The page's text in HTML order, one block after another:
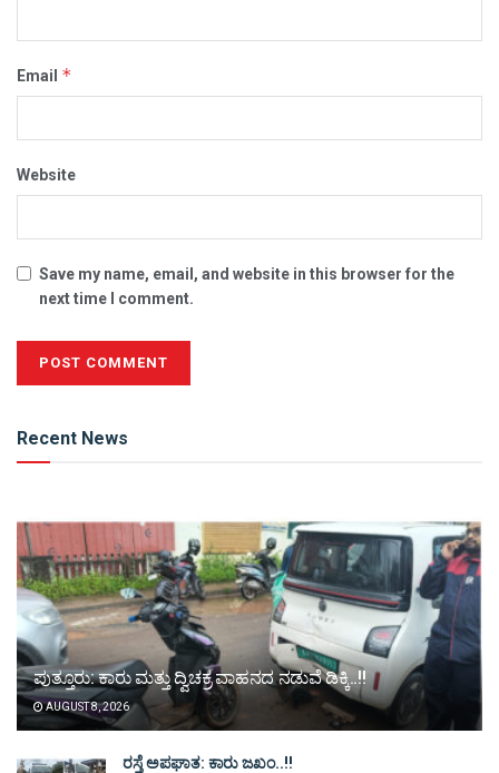
Email *
Website
Save my name, email, and website in this browser for the
next time I comment.
Recent News
ಪುತ್ತೂರು: ಕಾರು ಮತ್ತು ದ್ವಿಚಕ್ರ ವಾಹನದ ನಡುವೆ ಡಿಕ್ಕಿ..!!
AUGUST 8, 2026
ರಸ್ತೆ ಅಪಘಾತ: ಕಾರು ಜಖಂ..!!